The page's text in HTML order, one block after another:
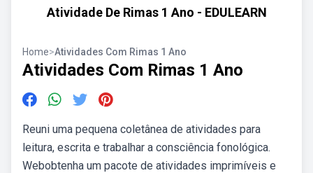
Atividade De Rimas 1 Ano - EDULEARN
Home>Atividades Com Rimas 1 Ano
Atividades Com Rimas 1 Ano
Reuni uma pequena coletânea de atividades para
leitura, escrita e trabalhar a consciência fonológica.
Webobtenha um pacote de atividades imprimíveis e